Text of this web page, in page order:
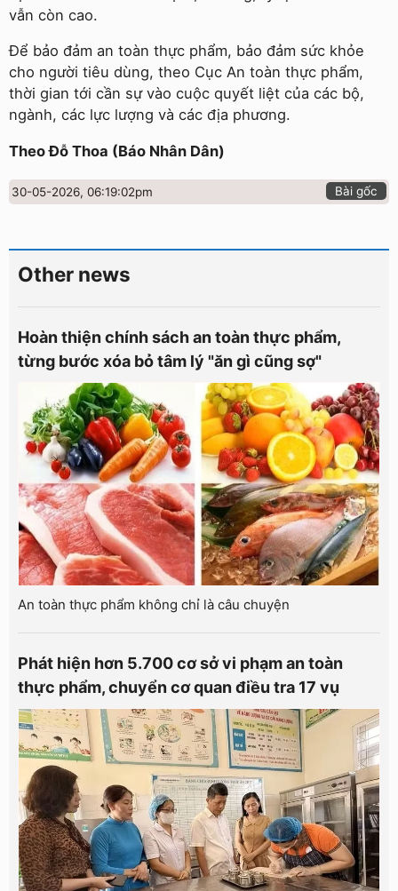
vẫn còn cao.
Để bảo đảm an toàn thực phẩm, bảo đảm sức khỏe
cho người tiêu dùng, theo Cục An toàn thực phẩm,
thời gian tới cần sự vào cuộc quyết liệt của các bộ,
ngành, các lực lượng và các địa phương.
Theo Đỗ Thoa (Báo Nhân Dân)
30-05-2026, 06:19:02pm Bài gốc
Other news
Hoàn thiện chính sách an toàn thực phẩm,
từng bước xóa bỏ tâm lý "ăn gì cũng sợ"
An toàn thực phẩm không chỉ là câu chuyện
Phát hiện hơn 5.700 cơ sở vi phạm an toàn
thực phẩm, chuyển cơ quan điều tra 17 vụ